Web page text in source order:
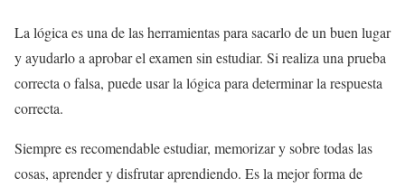
La lógica es una de las herramientas para sacarlo de un buen lugar
y ayudarlo a aprobar el examen sin estudiar. Si realiza una prueba
correcta o falsa, puede usar la lógica para determinar la respuesta
correcta.
Siempre es recomendable estudiar, memorizar y sobre todas las
cosas, aprender y disfrutar aprendiendo. Es la mejor forma de